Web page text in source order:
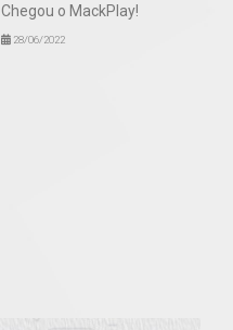
Chegou o MackPlay!
28/06/2022